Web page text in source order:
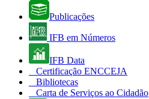
Publicações
IFB em Números
IFB Data
Certificação ENCCEJA
Bibliotecas
Carta de Serviços ao Cidadão